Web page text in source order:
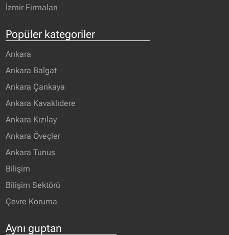
İzmir Firmaları
Popüler kategoriler
Ankara
Ankara Balgat
Ankara Çankaya
Ankara Kavaklıdere
Ankara Kızılay
Ankara Öveçler
Ankara Tunus
Bilişim
Bilişim Sektörü
Çevre Koruma
Aynı guptan